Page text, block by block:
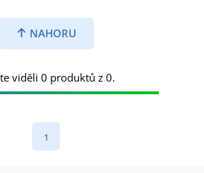
NAHORU
viděli 0 produktů z 0.
1